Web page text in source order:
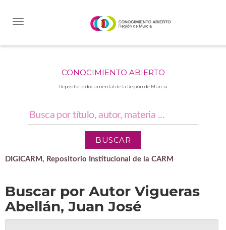
CONOCIMIENTO ABIERTO
Repositorio documental de la Región de Murcia
DIGICARM, Repositorio Institucional de la CARM
Buscar por Autor Vigueras
Abellán, Juan José